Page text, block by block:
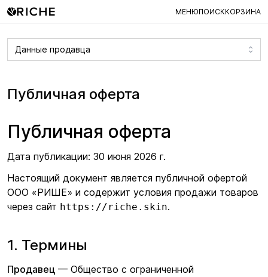
МЕНЮПОИСККОРЗИНА
Публичная оферта
Публичная оферта
Дата публикации: 30 июня 2026 г.
Настоящий документ является публичной офертой
ООО «РИШЕ» и содержит условия продажи товаров
через сайт https://riche.skin.
1. Термины
Продавец — Общество с ограниченной
Данные продавца